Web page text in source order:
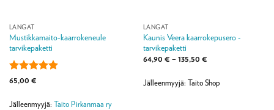
LANGAT
Mustikkamaito-kaarrokeneule
tarvikepaketti
Arvostelu
/ 5
65,00 €
Jälleenmyyjä: Taito Pirkanmaa ry
LANGAT
Kaunis Veera kaarrokepusero -
tarvikepaketti
64,90 € – 135,50 €Hintaluokka:
135,50 €
Jälleenmyyjä: Taito Shop